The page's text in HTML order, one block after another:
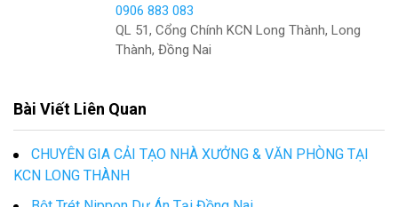
0906 883 083
QL 51, Cổng Chính KCN Long Thành, Long
Thành, Đồng Nai
Bài Viết Liên Quan
CHUYÊN GIA CẢI TẠO NHÀ XƯỞNG & VĂN PHÒNG TẠI
KCN LONG THÀNH